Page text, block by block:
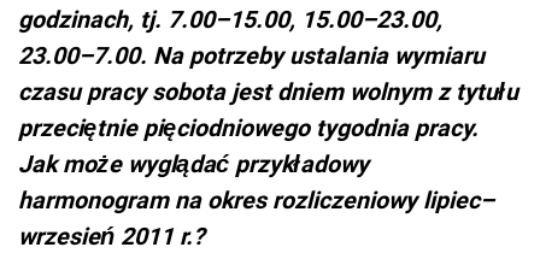
godzinach, tj. 7.00–15.00, 15.00–23.00,
23.00–7.00. Na potrzeby ustalania wymiaru
czasu pracy sobota jest dniem wolnym z tytułu
przeciętnie pięciodniowego tygodnia pracy.
Jak może wyglądać przykładowy
harmonogram na okres rozliczeniowy lipiec–
wrzesień 2011 r.?